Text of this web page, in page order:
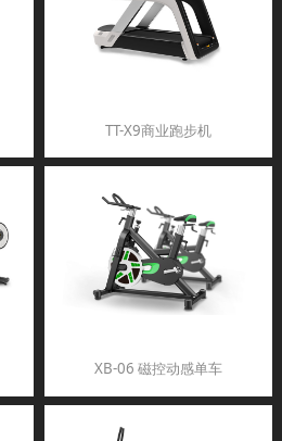
TT-X9商业跑步机
XB-06 磁控动感单车